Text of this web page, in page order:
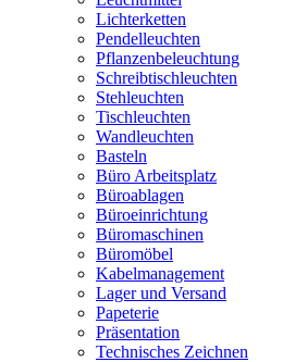
Lichterketten
Pendelleuchten
Pflanzenbeleuchtung
Schreibtischleuchten
Stehleuchten
Tischleuchten
Wandleuchten
Basteln
Büro Arbeitsplatz
Büroablagen
Büroeinrichtung
Büromaschinen
Büromöbel
Kabelmanagement
Lager und Versand
Papeterie
Präsentation
Technisches Zeichnen